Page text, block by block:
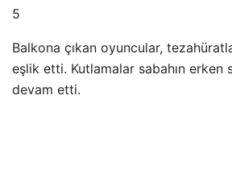
5
Balkona çıkan oyuncular,
eşlik etti. Kutlamalar sabahın erken
devam etti.